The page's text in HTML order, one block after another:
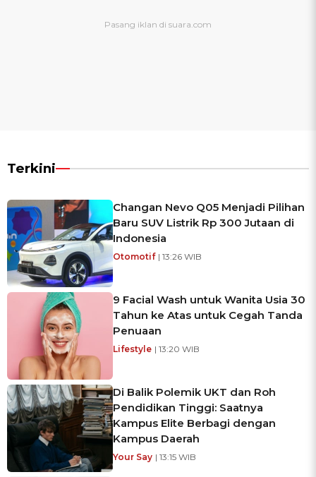
Terkini
Changan Nevo Q05 Menjadi Pilihan
Baru SUV Listrik Rp 300 Jutaan di
Indonesia
Otomotif | 13:26 WIB
9 Facial Wash untuk Wanita Usia 30
Tahun ke Atas untuk Cegah Tanda
Penuaan
Lifestyle | 13:20 WIB
Di Balik Polemik UKT dan Roh
Pendidikan Tinggi: Saatnya
Kampus Elite Berbagi dengan
Kampus Daerah
Your Say | 13:15 WIB